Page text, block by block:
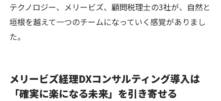
テクノロジー、メリービズ、顧問税理士の3社が、自然と
垣根を越えて一つのチームになっていく感覚がありまし
た。
メリービズ経理DXコンサルティング導入は
「確実に楽になる未来」を引き寄せる